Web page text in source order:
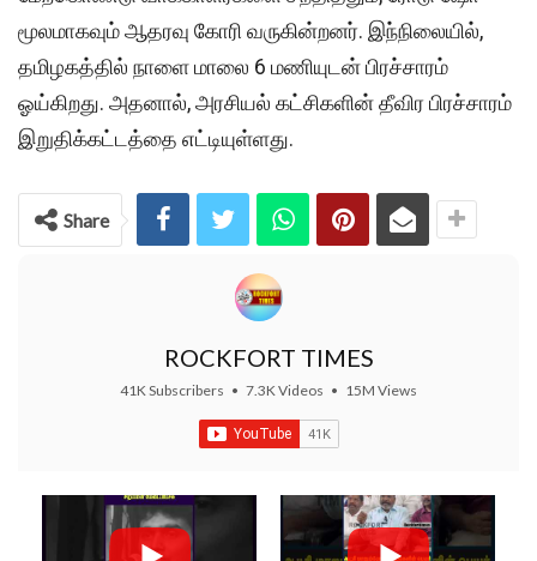
மூலமாகவும் ஆதரவு கோரி வருகின்றனர். இந்நிலையில்,
தமிழகத்தில் நாளை மாலை 6 மணியுடன் பிரச்சாரம்
ஓய்கிறது. அதனால், அரசியல் கட்சிகளின் தீவிர பிரச்சாரம்
இறுதிக்கட்டத்தை எட்டியுள்ளது.
Share
ROCKFORT TIMES
41K Subscribers • 7.3K Videos • 15M Views